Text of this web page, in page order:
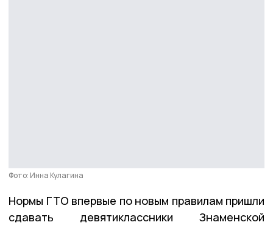
Фото: Инна Кулагина
Нормы ГТО впервые по новым правилам пришли
сдавать девятиклассники Знаменской